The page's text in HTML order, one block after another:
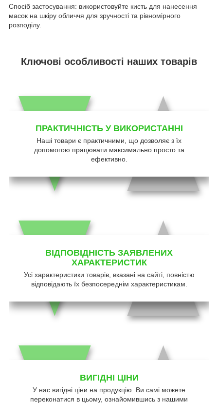
Спосіб застосування: використовуйте кисть для нанесення
масок на шкіру обличчя для зручності та рівномірного
розподілу.
Ключові особливості наших товарів
ПРАКТИЧНІСТЬ У ВИКОРИСТАННІ
Наші товари є практичними, що дозволяє з їх
допомогою працювати максимально просто та
ефективно.
ВІДПОВІДНІСТЬ ЗАЯВЛЕНИХ
ХАРАКТЕРИСТИК
Усі характеристики товарів, вказані на сайті, повністю
відповідають їх безпосереднім характеристикам.
ВИГІДНІ ЦІНИ
У нас вигідні ціни на продукцію. Ви самі можете
переконатися в цьому, ознайомившись з нашими